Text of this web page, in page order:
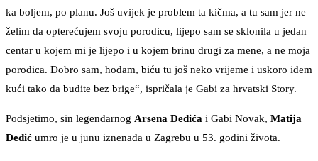
ka boljem, po planu. Još uvijek je problem ta kičma, a tu sam jer ne
želim da opterećujem svoju porodicu, lijepo sam se sklonila u jedan
centar u kojem mi je lijepo i u kojem brinu drugi za mene, a ne moja
porodica. Dobro sam, hodam, biću tu još neko vrijeme i uskoro idem
kući tako da budite bez brige“, ispričala je Gabi za hrvatski Story.
Podsjetimo, sin legendarnog Arsena Dedića i Gabi Novak, Matija
Dedić umro je u junu iznenada u Zagrebu u 53. godini života.